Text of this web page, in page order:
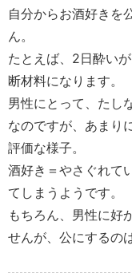
自分からお酒好きを
ん。
たとえば、2日酔い
断材料になります。
男性にとって、たし
なのですが、あまり
評価な様子。
酒好き＝やさぐれて
てしまうようです。
もちろん、男性に好
せんが、公にするの